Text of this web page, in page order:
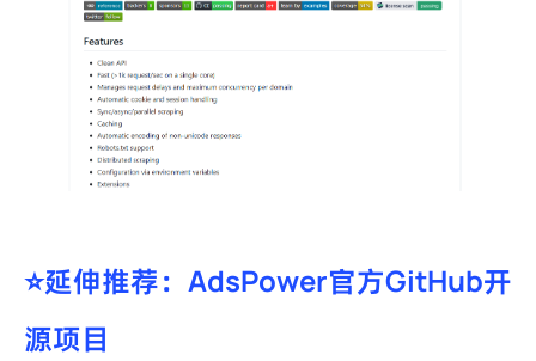
⭐延伸推荐：AdsPower官方GitHub开
源项目